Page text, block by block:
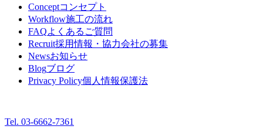
Conceptコンセプト
Workflow施工の流れ
FAQよくあるご質問
Recruit採用情報・協力会社の募集
Newsお知らせ
Blogブログ
Privacy Policy個人情報保護法
Tel. 03-6662-7361